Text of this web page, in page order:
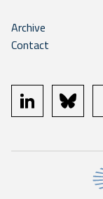
Archive
Contact
linkedin bluesky